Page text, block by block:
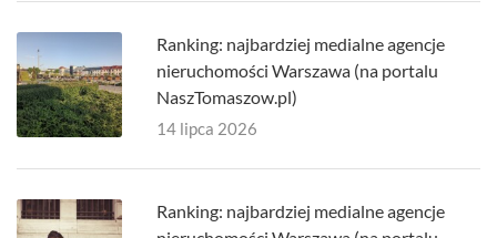
Ranking: najbardziej medialne agencje
nieruchomości Warszawa (na portalu
NaszTomaszow.pl)
14 lipca 2026
Ranking: najbardziej medialne agencje